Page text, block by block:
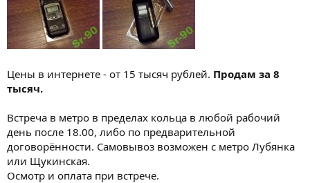
Цены в интернете - от 15 тысяч рублей. Продам за 8
тысяч.
Встреча в метро в пределах кольца в любой рабочий
день после 18.00, либо по предварительной
договорённости. Самовывоз возможен с метро Лубянка
или Щукинская.
Осмотр и оплата при встрече.